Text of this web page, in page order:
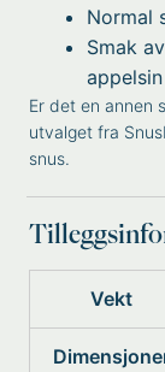
Normal
Smak
Er det en annen
utvalget fra
snus.
Vekt